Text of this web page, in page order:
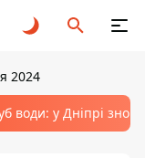
2024
води: у Дніпрі